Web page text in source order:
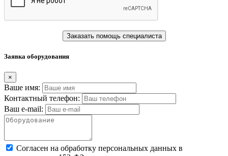
Заказать помощь специалиста
Заявка оборудования
×
Ваше имя:
Контактный телефон:
Ваш e-mail:
Cогласен на обработку персональных данных в